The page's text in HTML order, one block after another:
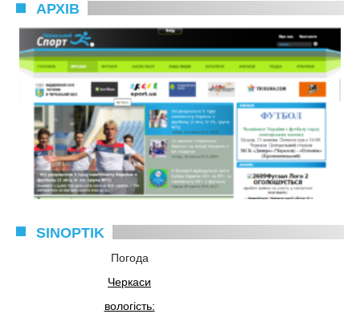
АРХІВ
SINOPTIK
Погода
Черкаси
вологість: